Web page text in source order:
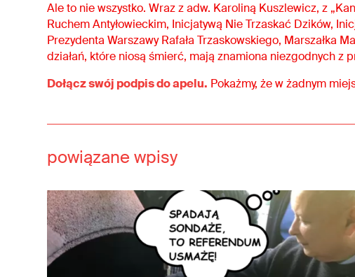
Ale to nie wszystko. Wraz z adw. Karoliną Kuszlewicz, z
Ruchem Antyłowieckim, Inicjatywą Nie Trzaskać Dzików,
Prezydenta Warszawy Rafała Trzaskowskiego,
działań, które niosą śmierć, mają znamiona niezgodnych z
Dołącz swój podpis do apelu. Pokażmy, że w żadnym
powiązane wpisy